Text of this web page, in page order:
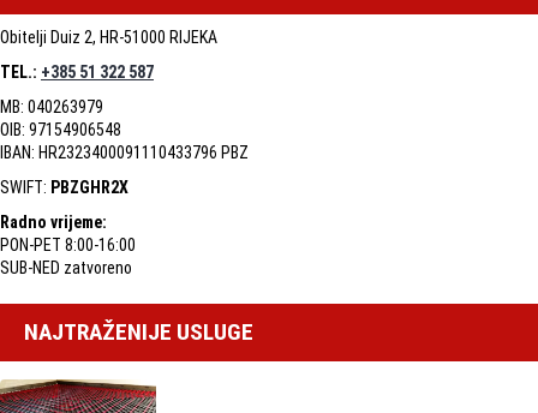
Obitelji Duiz 2, HR-51000 RIJEKA
TEL.: +385 51 322 587
MB: 040263979
OIB: 97154906548
IBAN: HR2323400091110433796 PBZ
SWIFT: PBZGHR2X
Radno vrijeme:
PON-PET 8:00-16:00
SUB-NED zatvoreno
NAJTRAŽENIJE USLUGE